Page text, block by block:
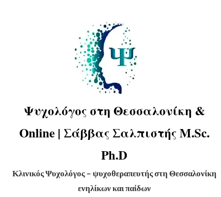
Ψυχολόγος στη Θεσσαλονίκη &
Online | Σάββας Σαλπιστής M.Sc.
Ph.D
Κλινικός Ψυχολόγος – ψυχοθεραπευτής στη Θεσσαλονίκη
ενηλίκων και παίδων